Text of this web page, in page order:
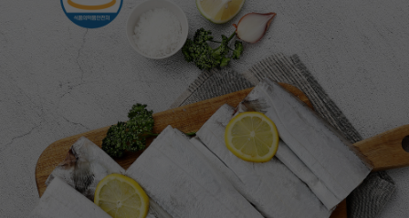
페이코 ID로 페
PAYCO 바로